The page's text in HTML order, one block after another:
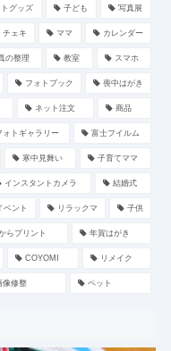
トグッズ 子ども 写真展
チェキ ママ カレンダー
の整理 教室 スマホ
フォトブック 喪中はがき
ネット注文 商品
トギャラリー 富士フイルム
寒中見舞い 子育てママ
インスタントカメラ 結婚式
ベント リラックマ 子供
らプリント 年賀はがき
COYOMI リメイク
修整 ペット